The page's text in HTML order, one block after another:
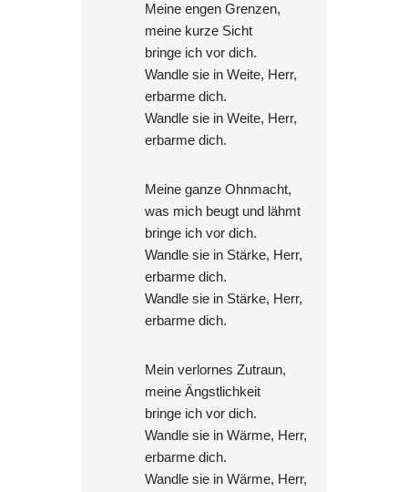
Meine engen Grenzen,
meine kurze Sicht
bringe ich vor dich.
Wandle sie in Weite, Herr,
erbarme dich.
Wandle sie in Weite, Herr,
erbarme dich.
Meine ganze Ohnmacht,
was mich beugt und lähmt
bringe ich vor dich.
Wandle sie in Stärke, Herr,
erbarme dich.
Wandle sie in Stärke, Herr,
erbarme dich.
Mein verlornes Zutraun,
meine Ängstlichkeit
bringe ich vor dich.
Wandle sie in Wärme, Herr,
erbarme dich.
Wandle sie in Wärme, Herr,